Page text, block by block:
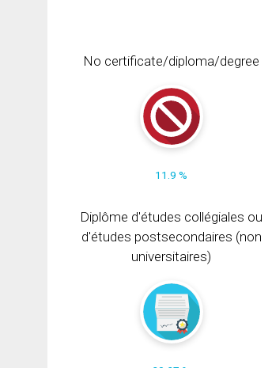
No certificate/diploma/degree
11.9 %
Diplôme d'études collégiales ou
d'études postsecondaires (non
universitaires)